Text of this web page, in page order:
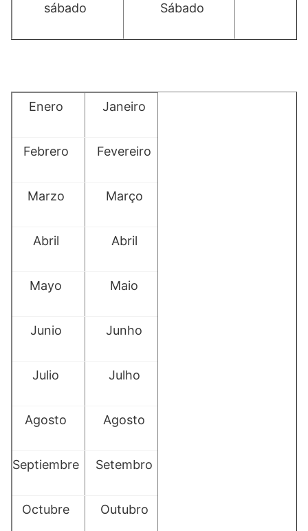
sábado Sábado
Enero Janeiro
Febrero Fevereiro
Marzo Março
Abril Abril
Mayo Maio
Junio Junho
Julio Julho
Agosto Agosto
Septiembre Setembro
Octubre Outubro